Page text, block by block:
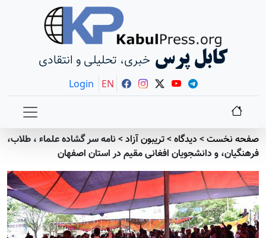
کابل پرس خبری، تحلیلی و انتقادی
Login EN
صفحه نخست> دیدگاه>تريبون آزاد>نامه سر گشاده علماء ، طلاب،
فرهنگیان، و دانشجویان افغانی مقیم در استان اصفهان